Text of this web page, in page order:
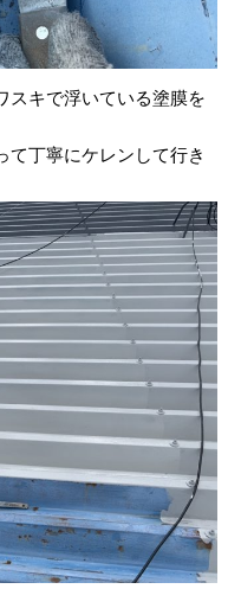
スキで浮いている塗膜を
て丁寧にケレンして行き